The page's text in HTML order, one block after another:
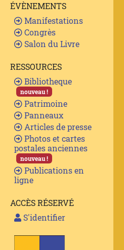
ÉVÈNEMENTS
Manifestations
Congrès
Salon du Livre
RESSOURCES
Bibliotheque
nouveau !
Patrimoine
Panneaux
Articles de presse
Photos et cartes
postales anciennes
nouveau !
Publications en
ligne
ACCÈS RÉSERVÉ
S'identifier